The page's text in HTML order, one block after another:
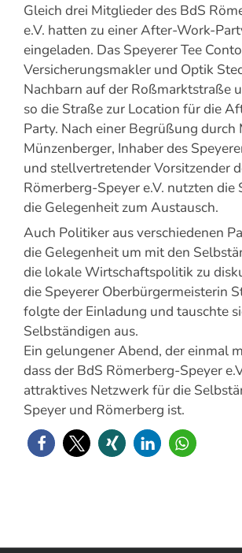
Gleich drei Mitglieder des BdS
e.V. hatten zu einer After-Work-
eingeladen. Das Speyerer Tee
Versicherungsmakler und Optik
Nachbarn auf der Roßmarktstraße
so die Straße zur Location für die
Party. Nach einer Begrüßung durch
Münzenberger, Inhaber des
und stellvertretender Vorsitzender
Römerberg-Speyer e.V. nutzten die
die Gelegenheit zum Austausch.
Auch Politiker aus verschiedenen
die Gelegenheit um mit den
die lokale Wirtschaftspolitik zu
die Speyerer Oberbürgermeisterin
folgte der Einladung und tauschte
Selbständigen aus.
Ein gelungener Abend, der einmal
dass der BdS Römerberg-Speyer
attraktives Netzwerk für die
Speyer und Römerberg ist.